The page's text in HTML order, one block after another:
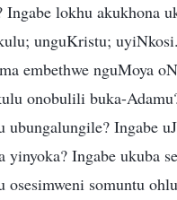
Ingabe lokhu akukhona
unguKristu;
embethwe nguMoya
onobulili buka-
ubungalungile? Ingabe
yinyoka? Ingabe ukuba
osesimweni somuntu